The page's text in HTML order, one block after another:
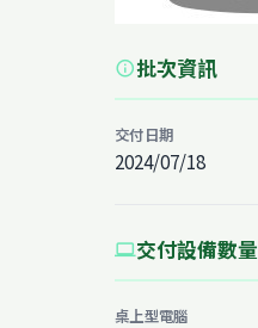
info批次資訊
交付日期
2024/07/18
computer交付設備數量
桌上型電腦